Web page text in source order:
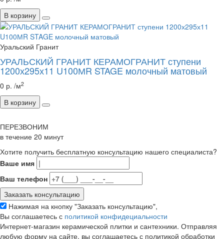
В корзину
Уральский Гранит
УРАЛЬСКИЙ ГРАНИТ КЕРАМОГРАНИТ ступени
1200х295х11 U100МR STAGE молочный матовый
0 р. /м2
В корзину
ПЕРЕЗВОНИМ
в течение 20 минут
Хотите получить бесплатную консультацию нашего специалиста?
Ваше имя
Ваш телефон
Нажимая на кнопку "Заказать консультацию",
Вы соглашаетесь с политикой конфидециальности
Интернет-магазин керамической плитки и сантехники. Отправляя
любую форму на сайте, вы соглашаетесь с политикой обработки